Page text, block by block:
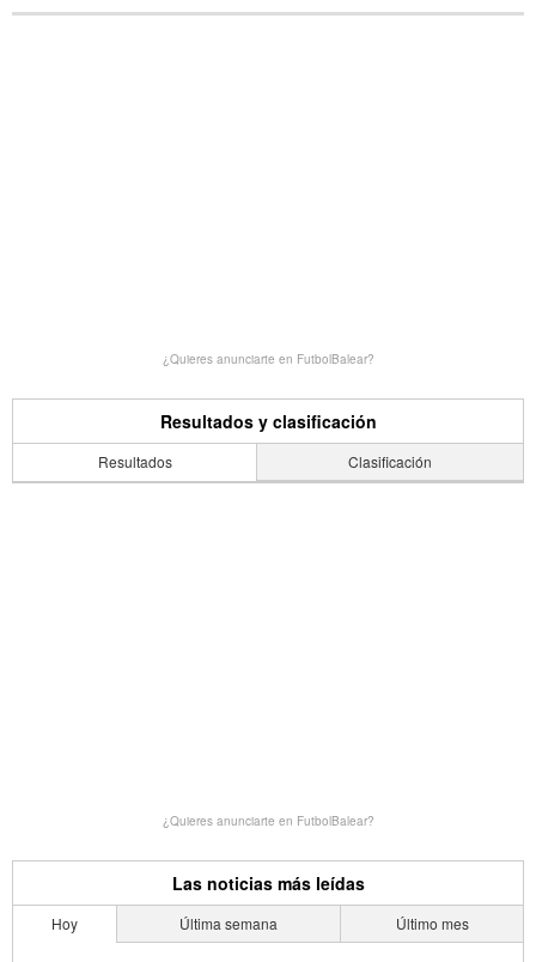
¿Quieres anunciarte en FutbolBalear?
Resultados y clasificación
Resultados Clasificación
¿Quieres anunciarte en FutbolBalear?
Las noticias más leídas
Hoy Última semana Último mes